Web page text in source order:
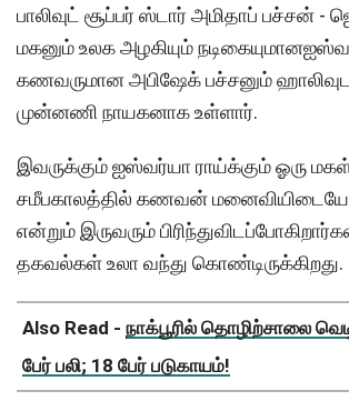
பாலிவுட் சூப்பர் ஸ்டார் அமிதாப் பச்சன் -
மகனும் உலக அழகியும்
கணவருமான அபிஷேக் பச்சனும்
முன்னணி நாயகனாக உள்ளார்.
இவருக்கும் ஐஸ்வர்யா ராய்க்கும் ஓரு
சமீபகாலத்தில் கணவன்
என்றும் இருவரும்
தகவல்கள் உலா வந்து கொண்டிருக்கிறது.
Also Read - நாக்பூரில் தொழிற்சாலை
பேர் பலி; 18 பேர் படுகாயம்!